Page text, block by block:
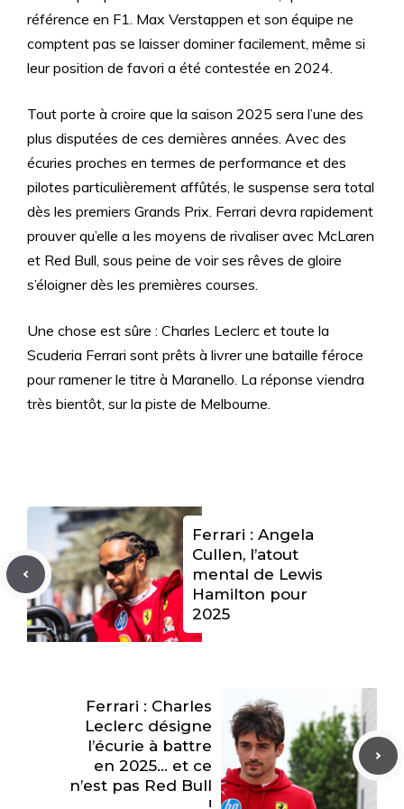
référence en F1. Max Verstappen et son équipe ne
comptent pas se laisser dominer facilement, même si
leur position de favori a été contestée en 2024.
Tout porte à croire que la saison 2025 sera l’une des
plus disputées de ces dernières années. Avec des
écuries proches en termes de performance et des
pilotes particulièrement affûtés, le suspense sera total
dès les premiers Grands Prix. Ferrari devra rapidement
prouver qu’elle a les moyens de rivaliser avec McLaren
et Red Bull, sous peine de voir ses rêves de gloire
s’éloigner dès les premières courses.
Une chose est sûre : Charles Leclerc et toute la
Scuderia Ferrari sont prêts à livrer une bataille féroce
pour ramener le titre à Maranello. La réponse viendra
très bientôt, sur la piste de Melbourne.
Ferrari : Angela
Cullen, l’atout
mental de Lewis
Hamilton pour
2025
Ferrari : Charles
Leclerc désigne
l’écurie à battre
en 2025… et ce
n’est pas Red Bull
!